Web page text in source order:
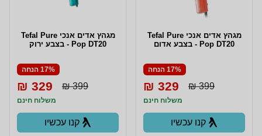
מגהץ אדים אנכי Tefal Pure
Pop DT20 - בצבע אדום
17% הנחה
399 ₪
329 ₪
משלוח חינם
קנו עכשיו
מגהץ אדים אנכי Tefal Pure
Pop DT20 - בצבע ירוק
17% הנחה
399 ₪
329 ₪
משלוח חינם
קנו עכשיו